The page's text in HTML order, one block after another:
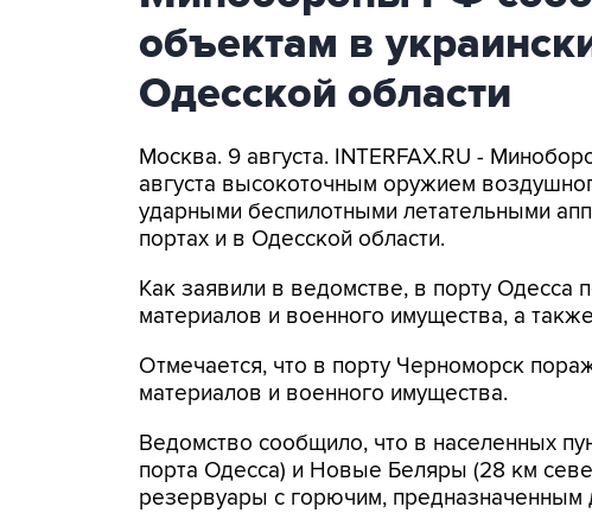
объектам в
Одесской области
Москва. 9 августа. INTERFAX.RU -
августа высокоточным оружием
ударными беспилотными летательными
портах и в Одесской области.
Как заявили в ведомстве, в порту
материалов и военного имущества, а
Отмечается, что в порту Черноморск
материалов и военного имущества.
Ведомство сообщило, что в населенных
порта Одесса) и Новые Беляры (28 км
резервуары с горючим, предназначенным